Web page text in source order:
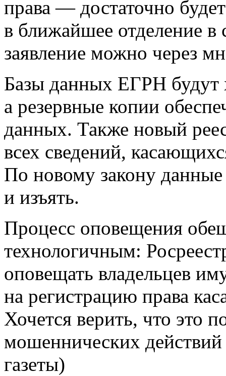
права — достаточно
в ближайшее отделение в
заявление можно через
Базы данных ЕГРН будут
а резервные копии
данных. Также новый
всех сведений,
По новому закону данные
и изъять.
Процесс оповещения
технологичным:
оповещать владельцев
на регистрацию права
Хочется верить, что это
мошеннических
газеты)